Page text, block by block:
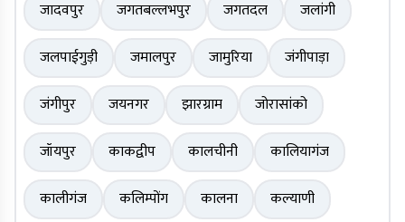
जादवपुर
जगतबल्लभपुर जगतदल
जलांगी
जलपाईगुड़ी
जमालपुर जामुरिया
जंगीपाड़ा
जंगीपुर
जयनगर झारग्राम
जोरासांको
जॉयपुर
काकद्वीप कालचीनी
कालियागंज
कालीगंज
कलिम्पोंग कालना
कल्याणी